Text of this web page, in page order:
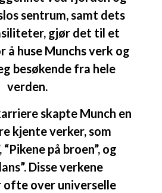
sentrum, samt dets
gjør det til et
å huse Munchs verk og
besøkende fra hele
verden.
skapte Munch en
kjente verker, som
“Pikene på broen”, og
Disse verkene
over universelle